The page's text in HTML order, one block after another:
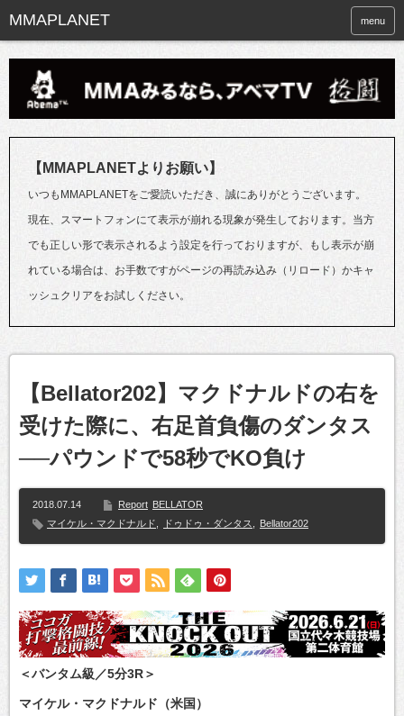
menu
【MMAPLANETよりお願い】
いつもMMAPLANETをご愛読いただき、誠にありがとうございます。
現在、スマートフォンにて表示が崩れる現象が発生しております。当方
でも正しい形で表示されるよう設定を行っておりますが、もし表示が崩
れている場合は、お手数ですがページの再読み込み（リロード）かキャ
ッシュクリアをお試しください。
【Bellator202】マクドナルドの右を
受けた際に、右足首負傷のダンタス
──パウンドで58秒でKO負け
2018.07.14 Report BELLATOR
マイケル・マクドナルド
ドゥドゥ・ダンタス Bellator202
＜バンタム級／5分3R＞
マイケル・マクドナルド（米国）